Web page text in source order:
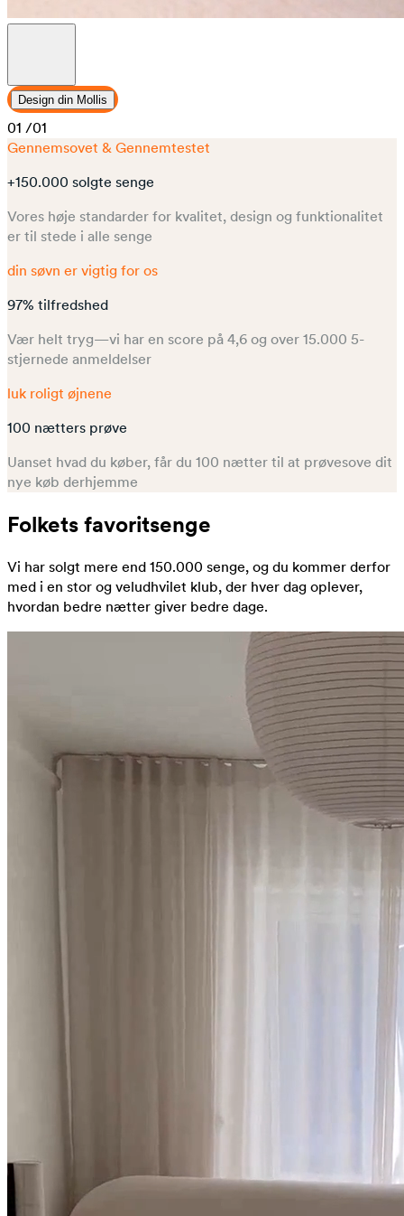
Design din Mollis
01 /01
Gennemsovet & Gennemtestet
+150.000 solgte senge
Vores høje standarder for kvalitet, design og funktionalitet
er til stede i alle senge
din søvn er vigtig for os
97% tilfredshed
Vær helt tryg—vi har en score på 4,6 og over 15.000 5-
stjernede anmeldelser
luk roligt øjnene
100 nætters prøve
Uanset hvad du køber, får du 100 nætter til at prøvesove dit
nye køb derhjemme
Folkets favoritsenge
Vi har solgt mere end 150.000 senge, og du kommer derfor
med i en stor og veludhvilet klub, der hver dag oplever,
hvordan bedre nætter giver bedre dage.